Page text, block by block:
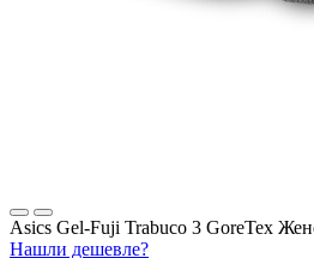
Asics Gel-Fuji Trabuco 3 GoreTex
Нашли дешевле?